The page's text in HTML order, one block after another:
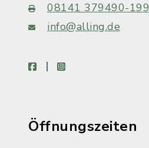
08141 379490-199
info@alling.de
facebookinstagram
Öffnungszeiten